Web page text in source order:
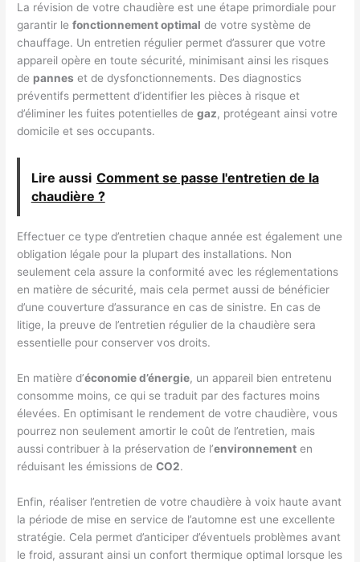
La révision de votre chaudière est une étape primordiale pour
garantir lefonctionnement optimal de votre système de
chauffage. Un entretien régulier permet d’assurer que votre
appareil opère en toute sécurité, minimisant ainsi les risques
de pannes et de dysfonctionnements. Des diagnostics
préventifs permettent d’identifier les pièces à risque et
d’éliminer les fuites potentielles degaz, protégeant ainsi votre
domicile et ses occupants.
Lire aussi Comment se passe l'entretien de la
chaudière ?
Effectuer ce type d’entretien chaque année est également une
obligation légale pour la plupart des installations. Non
seulement cela assure la conformité avec les réglementations
en matière de sécurité, mais cela permet aussi de bénéficier
d’une couverture d’assurance en cas de sinistre. En cas de
litige, la preuve de l’entretien régulier de la chaudière sera
essentielle pour conserver vos droits.
En matière d’économie d’énergie, un appareil bien entretenu
consomme moins, ce qui se traduit par des factures moins
élevées. En optimisant le rendement de votre chaudière, vous
pourrez non seulement amortir le coût de l’entretien, mais
aussi contribuer à la préservation de l’environnement en
réduisant les émissions deCO2.
Enfin, réaliser l’entretien de votre chaudière à voix haute avant
la période de mise en service de l’automne est une excellente
stratégie. Cela permet d’anticiper d’éventuels problèmes avant
le froid, assurant ainsi un confort thermique optimal lorsque les